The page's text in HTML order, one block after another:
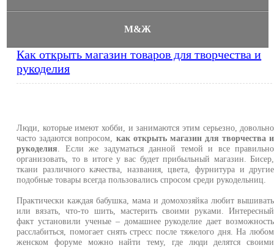
М&Ж
Как открыть магазин товаров для творчества и
рукоделия
Люди, которые имеют хобби, и занимаются этим серьезно, довольно
часто задаются вопросом, как открыть магазин для творчества и
рукоделия. Если же задуматься данной темой и все правильно
организовать, то в итоге у вас будет прибыльный магазин. Бисер,
ткани различного качества, названия, цвета, фурнитура и другие
подобные товары всегда пользовались спросом среди рукодельниц.
Практически каждая бабушка, мама и домохозяйка любит вышивать
или вязать, что-то шить, мастерить своими руками. Интересный
факт установили ученые – домашнее рукоделие дает возможность
расслабиться, помогает снять стресс после тяжелого дня. На любом
женском форуме можно найти тему, где люди делятся своими